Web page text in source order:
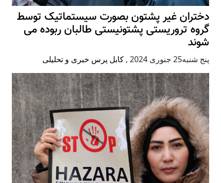
دختران غیر پشتون بصورت سیستماتیک توسط
گروه تروریستی پشتونیستی طالبان ربوده می
شوند
پنج شنبه25 جنوری 2024 , کابل پرس خبری و تحلیلی